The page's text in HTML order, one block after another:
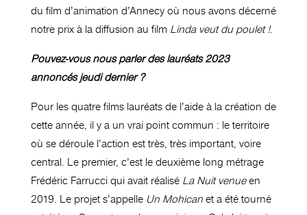
du film d’animation d’Annecy où nous avons décerné
notre prix à la diffusion au film Linda veut du poulet !.
Pouvez-vous nous parler des lauréats 2023
annoncés jeudi dernier ?
Pour les quatre films lauréats de l’aide à la création de
cette année, il y a un vrai point commun : le territoire
où se déroule l’action est très, très important, voire
central. Le premier, c’est le deuxième long métrage
Frédéric Farrucci qui avait réalisé La Nuit venueen
2019. Le projet s’appelle Un Mohicanet a été tourné